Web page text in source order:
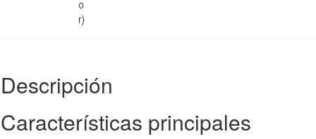
o
r)
Descripción
Características principales